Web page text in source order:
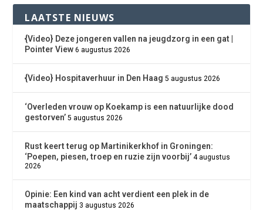
LAATSTE NIEUWS
{Video} Deze jongeren vallen na jeugdzorg in een gat |
Pointer View 6 augustus 2026
{Video} Hospitaverhuur in Den Haag 5 augustus 2026
‘Overleden vrouw op Koekamp is een natuurlijke dood
gestorven’ 5 augustus 2026
Rust keert terug op Martinikerkhof in Groningen:
‘Poepen, piesen, troep en ruzie zijn voorbij’ 4 augustus
2026
Opinie: Een kind van acht verdient een plek in de
maatschappij 3 augustus 2026